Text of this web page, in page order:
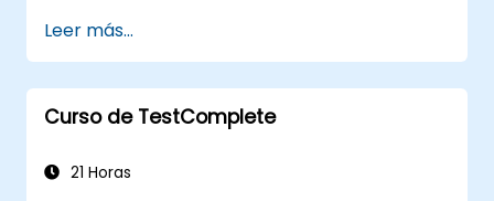
Leer más...
Curso de TestComplete
21 Horas